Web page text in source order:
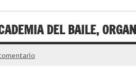
DEL BAILE,